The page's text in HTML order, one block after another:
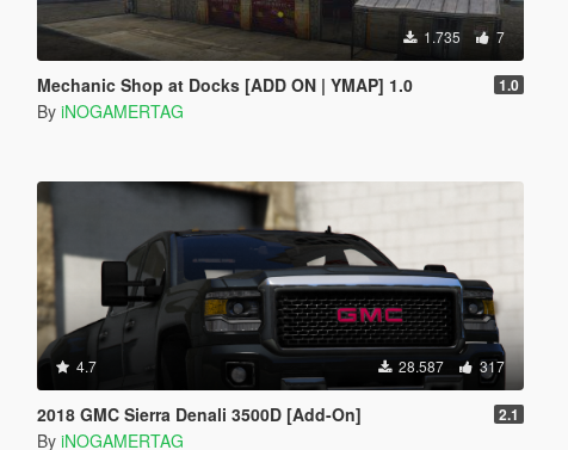
1.735 7
Mechanic Shop at Docks [ADD ON | YMAP] 1.0 1.0
By iNOGAMERTAG
4.7 28.587 317
2018 GMC Sierra Denali 3500D [Add-On] 2.1
By iNOGAMERTAG